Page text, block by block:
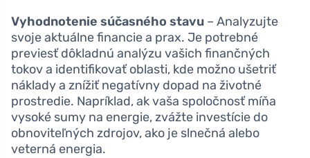
Vyhodnotenie súčasného stavu – Analyzujte
svoje aktuálne financie a prax. Je potrebné
previesť dôkladnú analýzu vašich finančných
tokov a identifikovať oblasti, kde možno ušetriť
náklady a znížiť negatívny dopad na životné
prostredie. Napríklad, ak vaša spoločnosť míňa
vysoké sumy na energie, zvážte investície do
obnoviteľných zdrojov, ako je slnečná alebo
veterná energia.